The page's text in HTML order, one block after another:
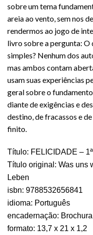
sobre um tema
areia ao vento, sem nos
rendermos ao jogo de
livro sobre a pergunta:
simples? Nenhum dos
mas ambos contam
usam suas experiências
geral sobre o
diante de exigências e
destino, de fracassos e
finito.
Título: FELICIDADE –
Título original: Was uns
Leben
isbn: 9788532656841
idioma: Português
encadernação: Brochura
formato: 13,7 x 21 x 1,2